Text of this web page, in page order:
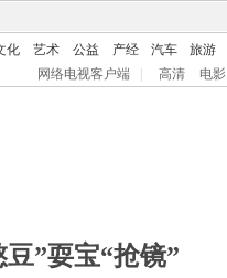
化 艺术 公益 产经 汽车 旅游
网络电视客户端 高清 电影
”耍宝“抢镜”